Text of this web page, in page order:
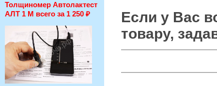
Толщиномер Автолактест
АЛТ 1 М всего за 1 250 ₽
Если у Вас
товару,